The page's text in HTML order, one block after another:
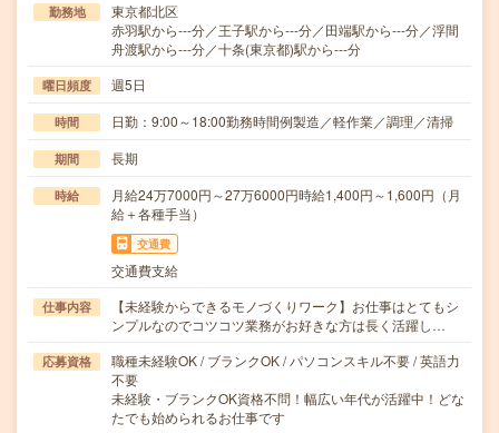
勤務地
東京都北区
赤羽駅から---分／王子駅から---分／田端駅から---分／浮間
舟渡駅から---分／十条(東京都)駅から---分
曜日頻度 週5日
時間 日勤：9:00～18:00勤務時間例製造／軽作業／調理／清掃
期間 長期
時給
月給24万7000円～27万6000円時給1,400円～1,600円（月
給＋各種手当）
交通費
交通費支給
仕事内容
【未経験からできるモノづくりワーク】お仕事はとてもシ
ンプルなのでコツコツ業務がお好きな方は長く活躍し…
応募資格
職種未経験OK / ブランクOK / パソコンスキル不要 / 英語力
不要
未経験・ブランクOK資格不問！幅広い年代が活躍中！どな
たでも始められるお仕事です